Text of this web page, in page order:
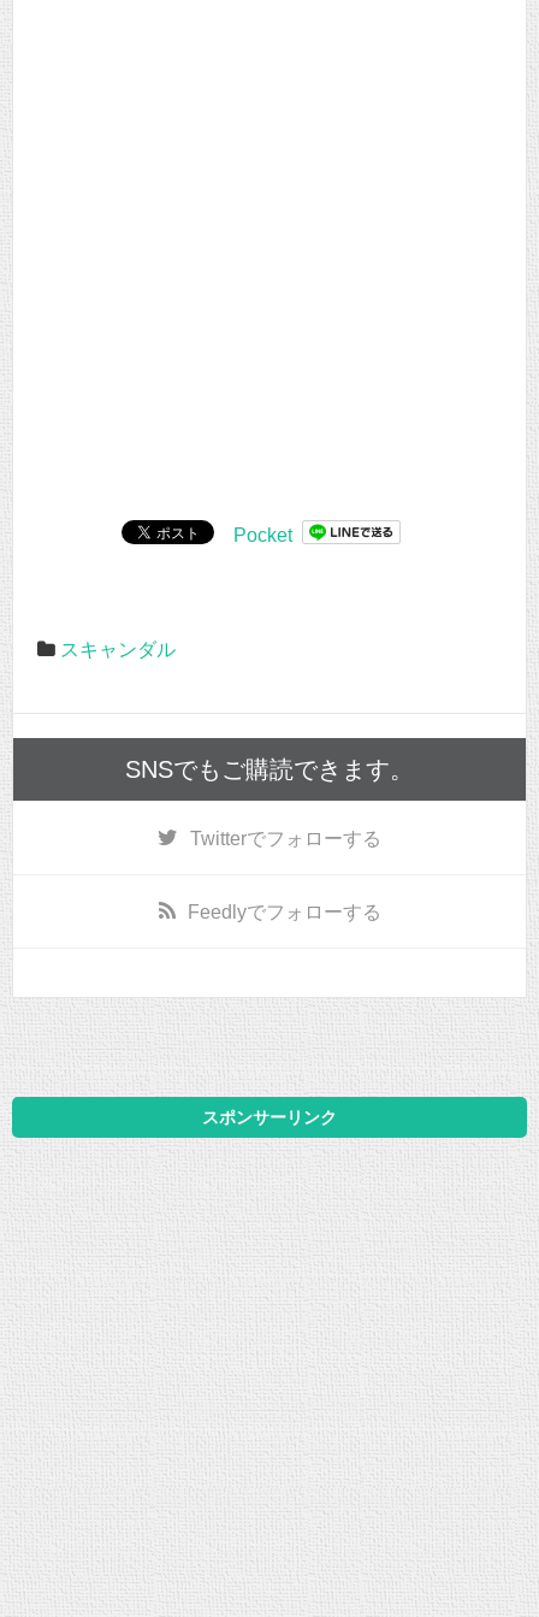
Pocket
スキャンダル
SNSでもご購読できます。
Twitterでフォローする
Feedlyでフォローする
スポンサーリンク